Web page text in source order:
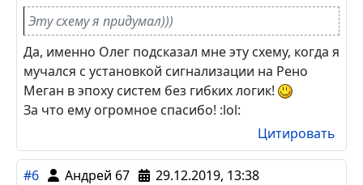
Эту схему я придумал)))
Да, именно Олег подсказал мне эту схему, когда я
мучался с установкой сигнализации на Рено
Меган в эпоху систем без гибких логик!
За что ему огромное спасибо! :lol:
Цитировать
#6 Андрей 67
29.12.2019, 13:38